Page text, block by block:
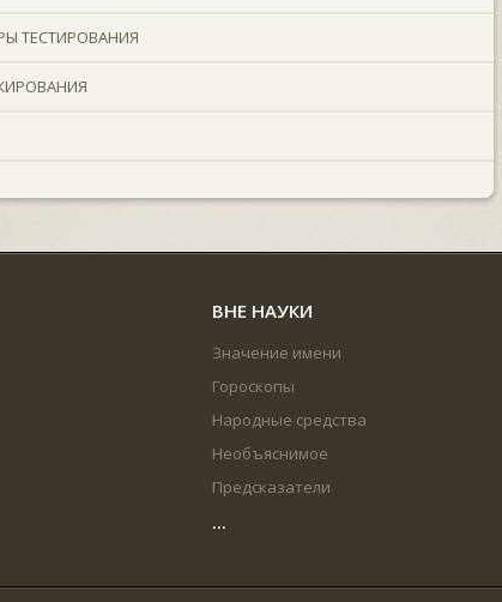
ТЕСТИРОВАНИЯ
ВНЕ НАУКИ
Значение имени
Гороскопы
Народные средства
Необъяснимое
Предсказатели
...